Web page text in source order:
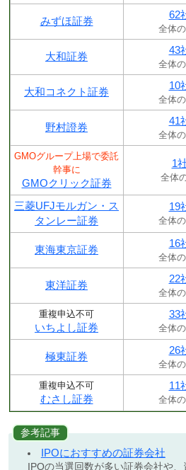
みずほ証券
62
全体
大和証券
43
全体
大和コネクト証券
10
全体
野村證券
41
全体
GMOグループ上場で委託
幹事に
GMOクリック証券
1
全体
三菱UFJモルガン・ス
タンレー証券
19
全体
東海東京証券
16
全体
東洋証券
22
全体
重複申込不可
いちよし証券
33
全体
極東証券
26
全体
重複申込不可
むさし証券
11
全体
参考記事
IPOにおすすめの証券会社
IPOの当選回数が多い証券会社や